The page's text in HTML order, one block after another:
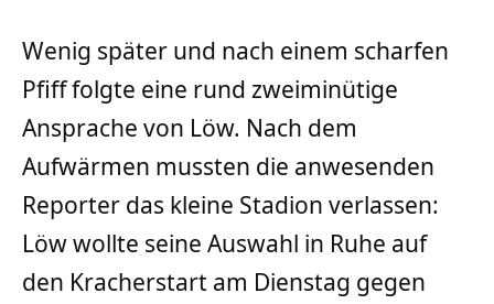
Wenig später und nach einem scharfen
Pfiff folgte eine rund zweiminütige
Ansprache von Löw. Nach dem
Aufwärmen mussten die anwesenden
Reporter das kleine Stadion verlassen:
Löw wollte seine Auswahl in Ruhe auf
den Kracherstart am Dienstag gegen